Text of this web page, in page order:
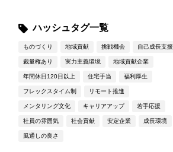
ハッシュタグ一覧
ものづくり 地域貢献 挑戦機会 自己成長支援
裁量権あり 実力主義環境 地域貢献企業
年間休日120日以上 住宅手当 福利厚生
フレックスタイム制 リモート推進
メンタリング文化 キャリアアップ 若手応援
社員の雰囲気 社会貢献 安定企業 成長環境
風通しの良さ